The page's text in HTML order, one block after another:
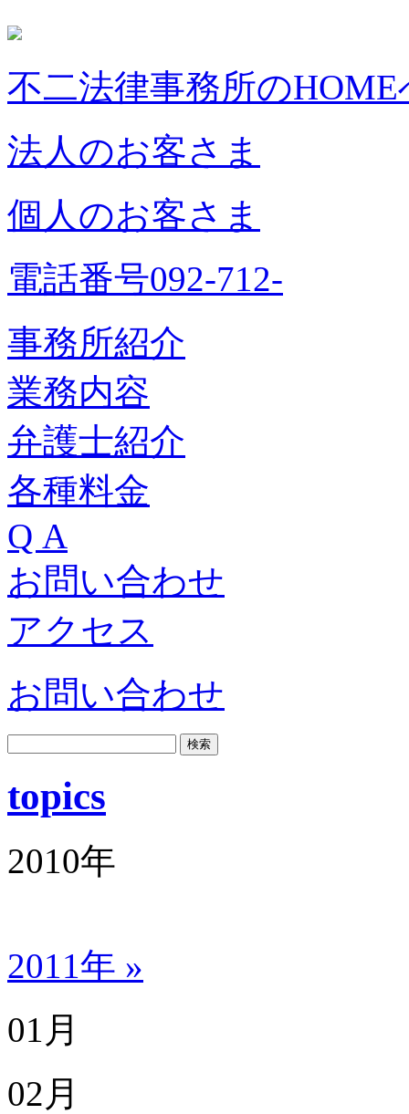
不二法律事務所のHOME
法人のお客さま
個人のお客さま
電話番号092-712-
事務所紹介
業務内容
弁護士紹介
各種料金
Q A
お問い合わせ
アクセス
お問い合わせ
topics
2010年
2011年 »
01月
02月